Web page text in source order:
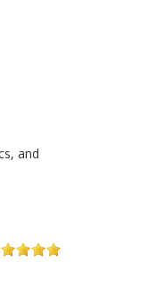
and